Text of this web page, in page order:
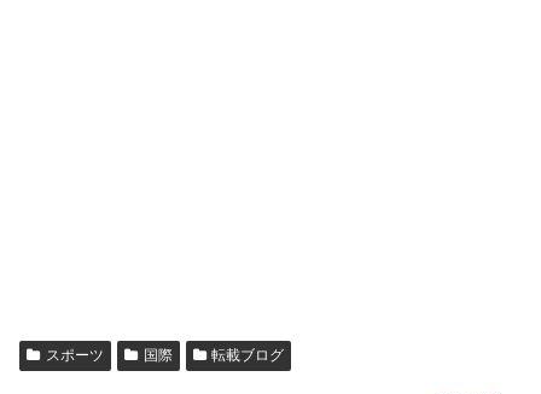
スポーツ 国際 転載ブログ